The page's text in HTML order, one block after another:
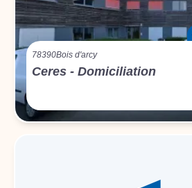
78390Bois d'arcy
Ceres - Domiciliation